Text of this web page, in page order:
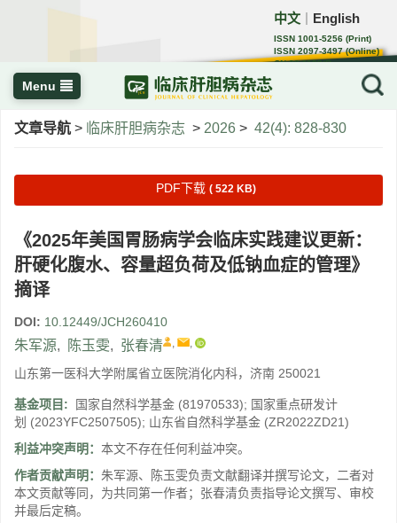
中文 English
ISSN 1001-5256 (Print)
ISSN 2097-3497 (Online)
CN 22-1108/R
Menu
文章导航 > 临床肝胆病杂志 > 2026 > 42(4): 828-830
PDF下载 ( 522 KB)
《2025年美国胃肠病学会临床实践建议更新：
肝硬化腹水、容量超负荷及低钠血症的管理》
摘译
DOI: 10.12449/JCH260410
朱军源, 陈玉雯, 张春清 , ,
山东第一医科大学附属省立医院消化内科，济南 250021
基金项目: 国家自然科学基金 (81970533); 国家重点研发计
划 (2023YFC2507505); 山东省自然科学基金 (ZR2022ZD21)
利益冲突声明： 本文不存在任何利益冲突。
作者贡献声明： 朱军源、陈玉雯负责文献翻译并撰写论文，二者对
本文贡献等同，为共同第一作者；张春清负责指导论文撰写、审校
并最后定稿。